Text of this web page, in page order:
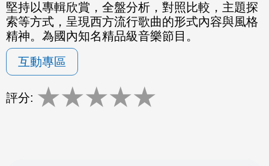
堅持以專輯欣賞，全盤分析，對照比較，主題探
索等方式，呈現西方流行歌曲的形式內容與風格
精神。為國內知名精品級音樂節目。
互動專區
評分: ★★★★★